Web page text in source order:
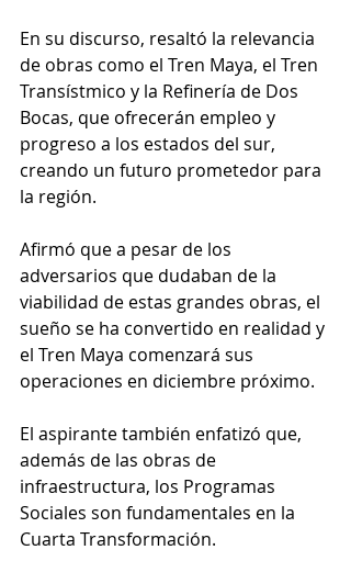
En su discurso, resaltó la relevancia
de obras como el Tren Maya, el Tren
Transístmico y la Refinería de Dos
Bocas, que ofrecerán empleo y
progreso a los estados del sur,
creando un futuro prometedor para
la región.
Afirmó que a pesar de los
adversarios que dudaban de la
viabilidad de estas grandes obras, el
sueño se ha convertido en realidad y
el Tren Maya comenzará sus
operaciones en diciembre próximo.
El aspirante también enfatizó que,
además de las obras de
infraestructura, los Programas
Sociales son fundamentales en la
Cuarta Transformación.